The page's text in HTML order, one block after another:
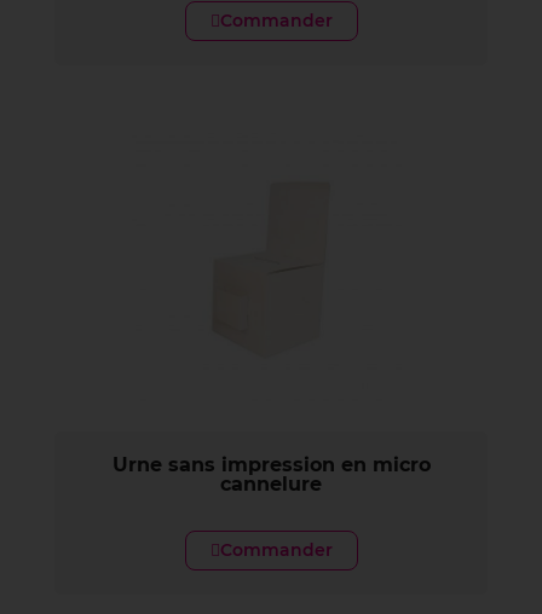
Commander
Urne sans impression en micro
cannelure
Commander